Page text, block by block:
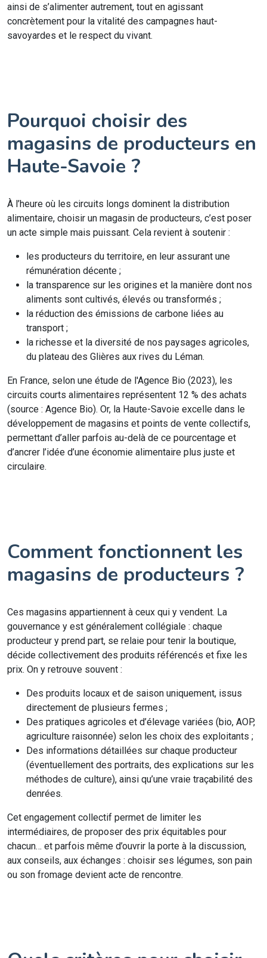
ainsi de s’alimenter autrement, tout en agissant
concrètement pour la vitalité des campagnes haut-
savoyardes et le respect du vivant.
Pourquoi choisir des
magasins de producteurs en
Haute-Savoie ?
À l’heure où les circuits longs dominent la distribution
alimentaire, choisir un magasin de producteurs, c’est poser
un acte simple mais puissant. Cela revient à soutenir :
les producteurs du territoire, en leur assurant une
rémunération décente ;
la transparence sur les origines et la manière dont nos
aliments sont cultivés, élevés ou transformés ;
la réduction des émissions de carbone liées au
transport ;
la richesse et la diversité de nos paysages agricoles,
du plateau des Glières aux rives du Léman.
En France, selon une étude de l'Agence Bio (2023), les
circuits courts alimentaires représentent 12 % des achats
(source : Agence Bio). Or, la Haute-Savoie excelle dans le
développement de magasins et points de vente collectifs,
permettant d’aller parfois au-delà de ce pourcentage et
d’ancrer l’idée d’une économie alimentaire plus juste et
circulaire.
Comment fonctionnent les
magasins de producteurs ?
Ces magasins appartiennent à ceux qui y vendent. La
gouvernance y est généralement collégiale : chaque
producteur y prend part, se relaie pour tenir la boutique,
décide collectivement des produits référencés et fixe les
prix. On y retrouve souvent :
Des produits locaux et de saison uniquement, issus
directement de plusieurs fermes ;
Des pratiques agricoles et d’élevage variées (bio, AOP,
agriculture raisonnée) selon les choix des exploitants ;
Des informations détaillées sur chaque producteur
(éventuellement des portraits, des explications sur les
méthodes de culture), ainsi qu’une vraie traçabilité des
denrées.
Cet engagement collectif permet de limiter les
intermédiaires, de proposer des prix équitables pour
chacun… et parfois même d’ouvrir la porte à la discussion,
aux conseils, aux échanges : choisir ses légumes, son pain
ou son fromage devient acte de rencontre.